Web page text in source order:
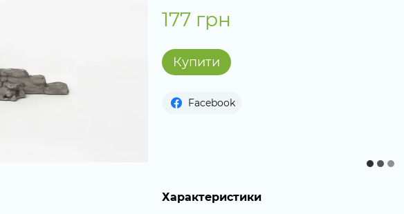
177 грн
Купити
Facebook
Характеристики